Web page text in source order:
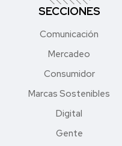
SECCIONES
Comunicación
Mercadeo
Consumidor
Marcas Sostenibles
Digital
Gente